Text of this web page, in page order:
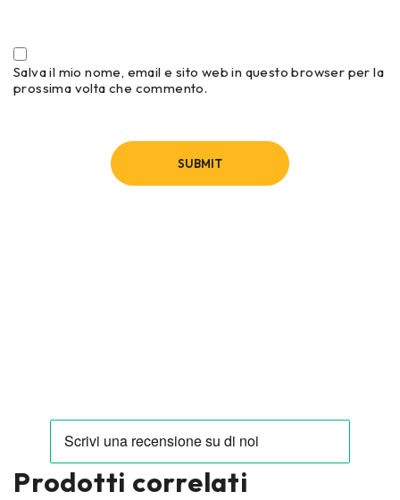
Salva il mio nome, email e sito web in questo browser per la
prossima volta che commento.
Prodotti correlati